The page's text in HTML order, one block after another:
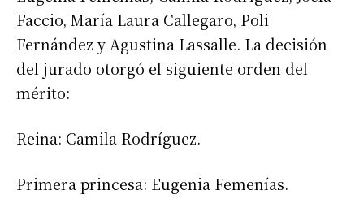
Faccio, María Laura Callegaro, Poli
Fernández y Agustina Lassalle. La decisión
del jurado otorgó el siguiente orden del
mérito:
Reina: Camila Rodríguez.
Primera princesa: Eugenia Femenías.